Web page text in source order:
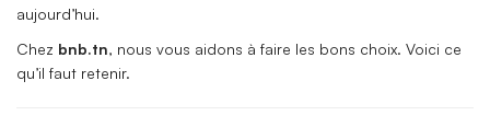
aujourd’hui.
Chez bnb.tn, nous vous aidons à faire les bons choix. Voici ce
qu’il faut retenir.